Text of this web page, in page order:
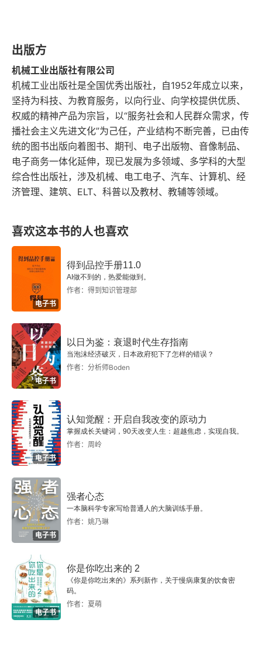
第5章 Q集团以数智化创新推行集团采购
第1节 背景与挑战
第2节 转型思路
第3节 实施过程
第4节 创新与收益
第6章 长城汽车采购数智化变革之路
第2节 长城汽车进行采购数智化变革的背景和动因
第3节 项目落地方案
第4节 第一阶段取得的成果
第5节 思考和期待
第7章 电商企业震坤行如何建设数智化采购供应链
第1节 震坤行进行采购数智化变革的背景和动因
第2节 数智化供应链策略与整体规划
第3节 采购数智化管理创新
第8章 迈向数智化采购
第1节 采购中台
第2节 机器人流程自动化的应用
第3节 数智化采购发展趋势
出版方
机械工业出版社有限公司
机械工业出版社是全国优秀出版社，自1952年成立以来，
坚持为科技、为教育服务，以向行业、向学校提供优质、
权威的精神产品为宗旨，以“服务社会和人民群众需求，传
播社会主义先进文化”为己任，产业结构不断完善，已由传
统的图书出版向着图书、期刊、电子出版物、音像制品、
电子商务一体化延伸，现已发展为多领域、多学科的大型
综合性出版社，涉及机械、电工电子、汽车、计算机、经
济管理、建筑、ELT、科普以及教材、教辅等领域。
喜欢这本书的人也喜欢
电子书
得到品控手册11.0
AI做不到的，热爱能做到。
作者：得到知识管理部
电子书
以日为鉴：衰退时代生存指南
当泡沫经济破灭，日本政府犯下了怎样的错误？
作者：分析师Boden
电子书
认知觉醒：开启自我改变的原动力
掌握成长关键词，90天改变人生：超越焦虑，实现自我。
作者：周岭
电子书
强者心态
一本脑科学专家写给普通人的大脑训练手册。
作者：姚乃琳
电子书
你是你吃出来的 2
《你是你吃出来的》系列新作，关于慢病康复的饮食密
码。
作者：夏萌